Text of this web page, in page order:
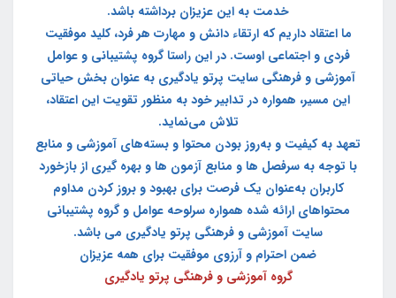
خدمت به این عزیزان برداشته باشد.
ما اعتقاد داریم که ارتقاء دانش و مهارت هر فرد، کلید موفقیت
فردی و اجتماعی اوست. در این راستا گروه پشتیبانی و عوامل
آموزشی و فرهنگی سایت پرتو یادگیری به عنوان بخش حیاتی
این مسیر، همواره در تدابیر خود به منظور تقویت این اعتقاد،
تلاش می‌نماید.
تعهد به کیفیت و به‌روز بودن محتوا و بسته‌های آموزشی و منابع
با توجه به سرفصل ها و منابع آزمون ها و بهره گیری از بازخورد
کاربران به‌عنوان یک فرصت برای بهبود و بروز کردن مداوم
محتواهای ارائه شده همواره سرلوحه عوامل و گروه پشتیبانی
سایت آموزشی و فرهنگی پرتو یادگیری می باشد.
ضمن احترام و آرزوی موفقیت برای همه عزیزان
گروه آموزشی و فرهنگی پرتو یادگیری